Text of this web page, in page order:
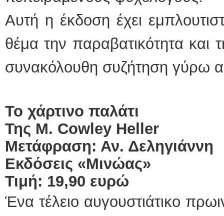
Αυτή η έκδοση έχει
θέμα την παραβατικότητα και
συνακόλουθη συζήτηση γύρω
Το χάρτινο παλάτι
Της Μ. Cowley Ηeller
Μετάφραση: Αν. Δεληγιάννη
Εκδόσεις «Μινώας»
Τιμή: 19,90 ευρώ
Ένα τέλειο αυγουστιάτικο